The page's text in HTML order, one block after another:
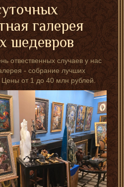
галерея
шедевров
отвественных случаев у нас
- собрание лучших
от 1 до 40 млн рублей.